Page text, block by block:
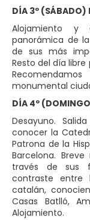
DÍA 3º (SÁBADO)
Alojamiento y
panorámica de
de sus más
Resto del día
monumental
DÍA 4º
Desayuno.
conocer la
Patrona de la
Barcelona.
través de sus
contraste entre
catalán,
Casas Batlló,
Alojamiento.